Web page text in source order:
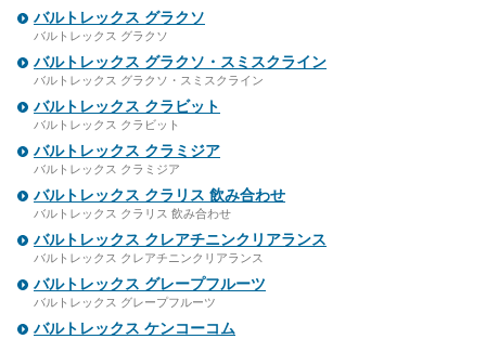
バルトレックス グラクソ
バルトレックス グラクソ
バルトレックス グラクソ・スミスクライン
バルトレックス グラクソ・スミスクライン
バルトレックス クラビット
バルトレックス クラビット
バルトレックス クラミジア
バルトレックス クラミジア
バルトレックス クラリス 飲み合わせ
バルトレックス クラリス 飲み合わせ
バルトレックス クレアチニンクリアランス
バルトレックス クレアチニンクリアランス
バルトレックス グレープフルーツ
バルトレックス グレープフルーツ
バルトレックス ケンコーコム